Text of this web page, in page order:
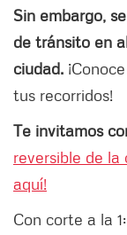
Sin embargo,
de tránsito en
ciudad.
tus recorridos!
Te invitamos
reversible de la
aquí!
Con corte a la